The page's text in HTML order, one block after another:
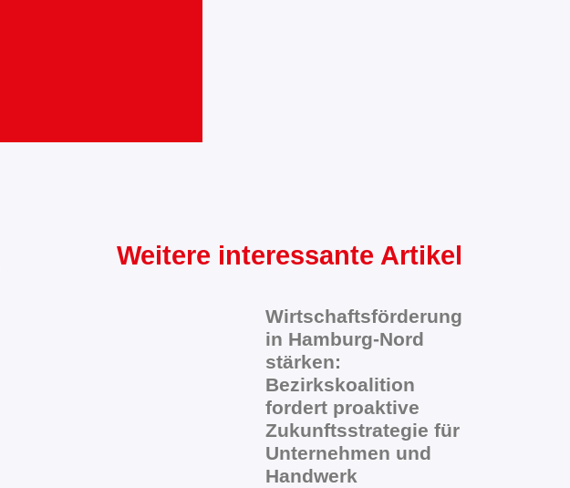
Weitere interessante Artikel
Wirtschaftsförderung
in Hamburg-Nord
stärken:
Bezirkskoalition
fordert proaktive
Zukunftsstrategie für
Unternehmen und
Handwerk